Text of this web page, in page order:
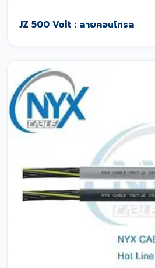
JZ 500 Volt : สายคอนโทรล